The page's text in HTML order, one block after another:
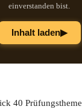
einverstanden bist.
Inhalt laden▶
40